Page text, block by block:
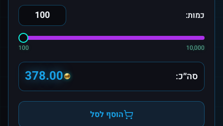
כמות:
100 10,000
סה״כ: 378.00
הוסף לסל